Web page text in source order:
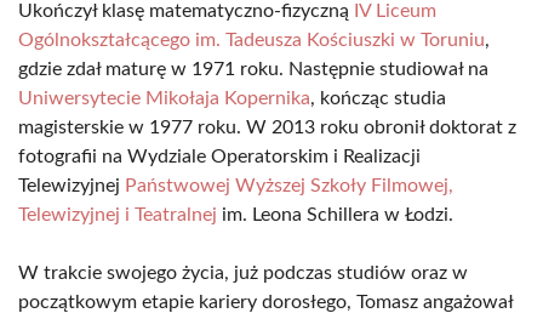
Ukończył klasę matematyczno-fizyczną IV Liceum
Ogólnokształcącego im. Tadeusza Kościuszki w Toruniu,
gdzie zdał maturę w 1971 roku. Następnie studiował na
Uniwersytecie Mikołaja Kopernika, kończąc studia
magisterskie w 1977 roku. W 2013 roku obronił doktorat z
fotografii na Wydziale Operatorskim i Realizacji
Telewizyjnej Państwowej Wyższej Szkoły Filmowej,
Telewizyjnej i Teatralnej im. Leona Schillera w Łodzi.
W trakcie swojego życia, już podczas studiów oraz w
początkowym etapie kariery dorosłego, Tomasz angażował